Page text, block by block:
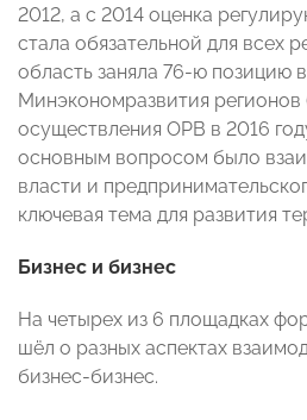
2012, а с 2014 оценка
стала обязательной для всех
область заняла 76-ю позицию
Минэкономразвития регионов
осуществления ОРВ в 2016
основным вопросом было
власти и
ключевая тема для развития
Бизнес и бизнес
На четырех из 6 площадках
шёл о разных аспектах
бизнес-бизнес.